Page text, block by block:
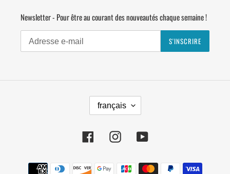
Newsletter - Pour être au courant des nouveautés chaque semaine !
S'INSCRIRE
L
A
G
U
français
FacebookInstagramYouTube
Moyens